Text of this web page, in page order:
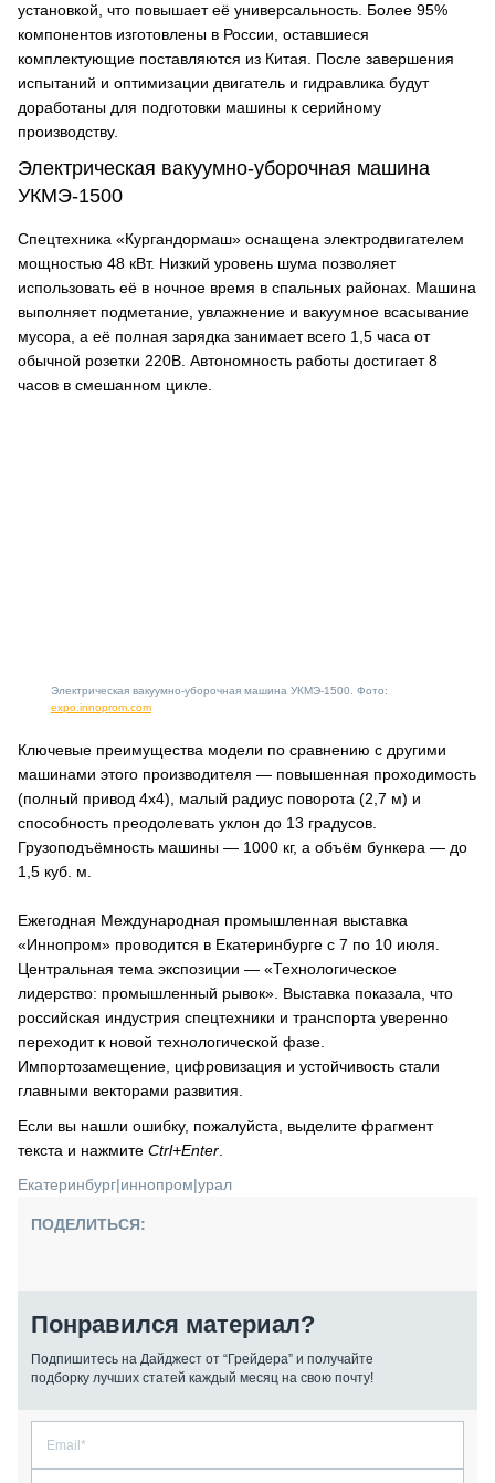
установкой, что повышает её универсальность. Более 95%
компонентов изготовлены в России, оставшиеся
комплектующие поставляются из Китая. После завершения
испытаний и оптимизации двигатель и гидравлика будут
доработаны для подготовки машины к серийному
производству.
Электрическая вакуумно-уборочная машина
УКМЭ-1500
Спецтехника «Кургандормаш» оснащена электродвигателем
мощностью 48 кВт. Низкий уровень шума позволяет
использовать её в ночное время в спальных районах. Машина
выполняет подметание, увлажнение и вакуумное всасывание
мусора, а её полная зарядка занимает всего 1,5 часа от
обычной розетки 220В. Автономность работы достигает 8
часов в смешанном цикле.
Электрическая вакуумно-уборочная машина УКМЭ-1500. Фото:
expo.innoprom.com
Ключевые преимущества модели по сравнению с другими
машинами этого производителя — повышенная проходимость
(полный привод 4х4), малый радиус поворота (2,7 м) и
способность преодолевать уклон до 13 градусов.
Грузоподъёмность машины — 1000 кг, а объём бункера — до
1,5 куб. м.
Ежегодная Международная промышленная выставка
«Иннопром» проводится в Екатеринбурге с 7 по 10 июля.
Центральная тема экспозиции — «Технологическое
лидерство: промышленный рывок». Выставка показала, что
российская индустрия спецтехники и транспорта уверенно
переходит к новой технологической фазе.
Импортозамещение, цифровизация и устойчивость стали
главными векторами развития.
Если вы нашли ошибку, пожалуйста, выделите фрагмент
текста и нажмите Ctrl+Enter
Екатеринбург|иннопром|урал
ПОДЕЛИТЬСЯ:
Понравился материал?
Подпишитесь на Дайджест от “Грейдера” и получайте
подборку лучших статей каждый месяц на свою почту!